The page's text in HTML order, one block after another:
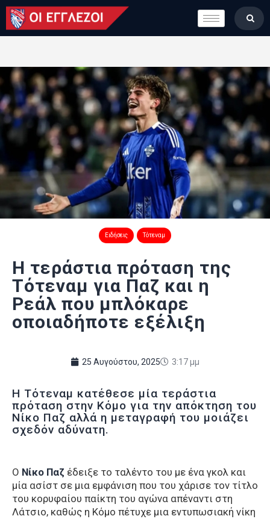
LONDON CALLING
ΚΑΤΗΓΟΡΙΕΣ
ΒΑΘΜΟΛΟΓΙΕΣ
ΟΜΑΔΕΣ
ΠΟΙΟΙ ΕΙΜΑΣΤΕ
Ειδήσεις Τότεναμ
Η τεράστια πρόταση της
Τότεναμ για Παζ και η
Ρεάλ που μπλόκαρε
οποιαδήποτε εξέλιξη
25 Αυγούστου, 2025 3:17 μμ
Η Τότεναμ κατέθεσε μία τεράστια
πρόταση στην Κόμο για την απόκτηση του
Νίκο Παζ αλλά η μεταγραφή του μοιάζει
σχεδόν αδύνατη.
Ο Νίκο Παζ έδειξε το ταλέντο του με ένα γκολ και
μία ασίστ σε μια εμφάνιση που του χάρισε τον τίτλο
του κορυφαίου παίκτη του αγώνα απέναντι στη
Λάτσιο, καθώς η Κόμο πέτυχε μια εντυπωσιακή νίκη